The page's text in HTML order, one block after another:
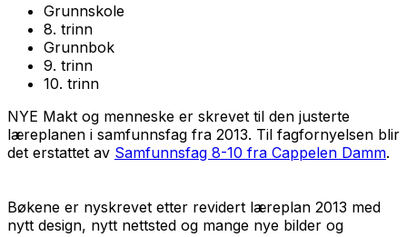
Grunnskole
8. trinn
Grunnbok
9. trinn
10. trinn
NYE Makt og menneske er skrevet til den justerte
læreplanen i samfunnsfag fra 2013. Til fagfornyelsen blir
det erstattet av Samfunnsfag 8-10 fra Cappelen Damm.
Bøkene er nyskrevet etter revidert læreplan 2013 med
nytt design, nytt nettsted og mange nye bilder og